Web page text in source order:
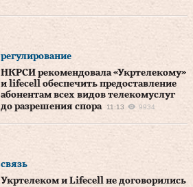
регулирование
НКРСИ рекомендовала «Укртелекому»
и lifecell обеспечить предоставление
абонентам всех видов телекомуслуг
до разрешения спора
11:13 9934
связь
Укртелеком и Lifecell не договорились